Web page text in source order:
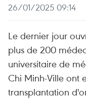
26/01/2025 09:14
Le dernier jour
plus de 200
universitaire de
Chi Minh-Ville ont
transplantation